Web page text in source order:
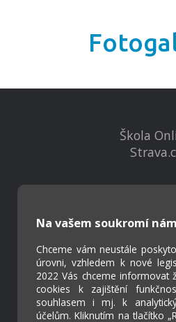
Na vašem soukromí
Chceme vám neustále
úrovni, vzhledem k nové
2022 Vás chceme informovat
cookies k zajištění
souhlasem i mj. k
účelům. Kliknutím na tlačítko
Škola
Virtuální